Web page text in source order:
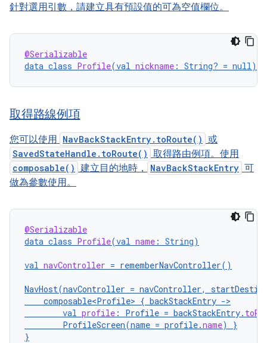
針對選用引數，請建立具有預設值的可為空值欄位。
@Serializable
data class Profile(val nickname : String? = null)
取得路線例項
您可以使用 NavBackStackEntry.toRoute() 或
SavedStateHandle.toRoute() 取得路由例項。使用
composable() 建立目的地時， NavBackStackEntry 可
做為參數使用。
@Serializable
data class Profile(val name : String)
val navController = rememberNavController()
NavHost(navController = navController,
composable<Profile> { backStackEntry -
val profile : Profile = backStackEntry.
ProfileScreen(name = profile.name)
}
}